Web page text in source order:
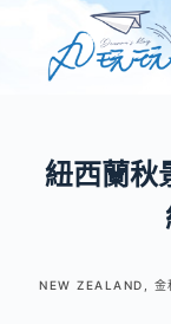
紐西蘭
NEW ZEALAND
金